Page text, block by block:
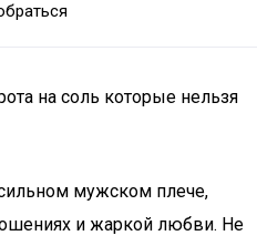
на соль которые нельзя
мужском плече,
и жаркой любви. Не